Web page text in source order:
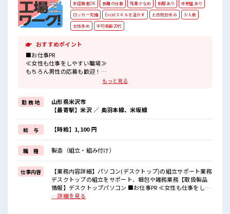
未経験者OK 長期の仕事 残業少なめ 制服あり
休憩室あり
ロッカー完備
Excelスキルを活かす 土日祝日休み
少人数
女性多め
平均年齢20代
おすすめポイント
■お仕事PR
≪女性も仕事をしやすい職場≫
もちろん男性の応募も歓迎！
場合によってはお願いすることもあります♪
≪週休2日制≫
週末は家族や友人と一緒にプライベート満喫！
≪動きやすい制服アリ≫
制服があるので、
毎日の服装の悩み解消♪
≪未経験OKの仕事≫
新しいことにチャレンジするのは不安だけど、
しっかり働く環境が整っています！
イチからスキルUP・ステップUP目指していきましょう！
≪自分に合った期間で働ける≫
福利厚生が整った派遣のお仕事です！
もっと見る
勤 務 地
山形県米沢市
【最寄駅】米沢 ／ 奥羽本線、米坂線
給 与 【時給】1,100 円
職 種 製造（組立・組み付け）
仕事内容
【業務内容詳細】パソコン(デスクトップ)の組立サポート業務
デスクトップの組立をサポート、梱包や雑務業務【取扱製品
情報】デスクトップパソコン ■お仕事PR ≪女性も仕事をしや
すい職場≫ もちろん男性の応募も歓迎！ ≪自分の時間も大切
…詳細を見る